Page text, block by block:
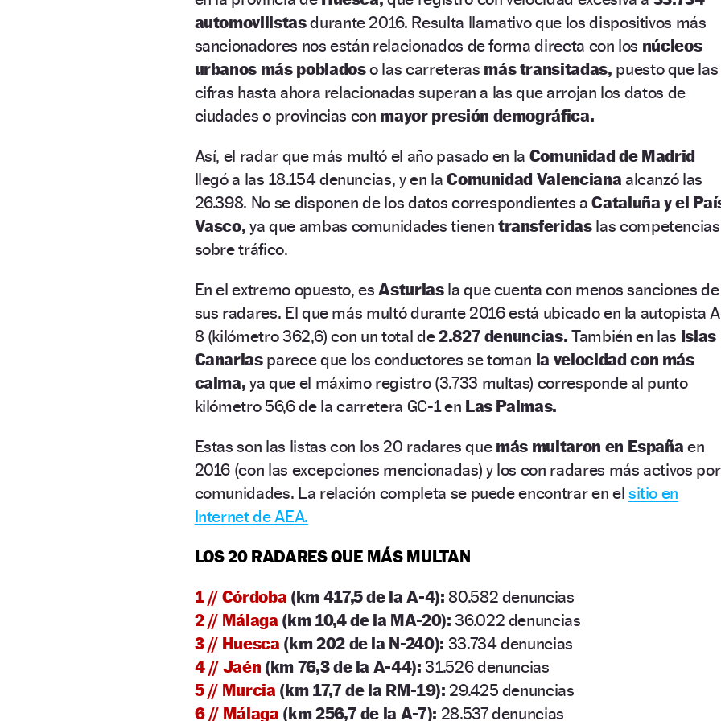
automovilistasdurante 2016. Resulta llamativo que los dispositivos más
sancionadores nos están relacionados de forma directa con los núcleos
urbanos más pobladoso las carreteras más transitadas, puesto que las
cifras hasta ahora relacionadas superan a las que arrojan los datos de
ciudades o provincias con mayor presión demográfica.
Así, el radar que más multó el año pasado en la Comunidad de Madrid
llegó a las 18.154 denuncias, y en laComunidad Valenciana alcanzó las
26.398. No se disponen de los datos correspondientes aCataluña y el
Vasco, ya que ambas comunidades tienen transferidaslas competencias
sobre tráfico.
En el extremo opuesto, esAsturiasla que cuenta con menos sanciones de
sus radares. El que más multó durante 2016 está ubicado en la autopista
8 (kilómetro 362,6) con un total de2.827 denuncias. También en las Islas
Canariasparece que los conductores se toman la velocidad con más
calma, ya que el máximo registro (3.733 multas) corresponde al punto
kilómetro 56,6 de la carretera GC-1 en Las Palmas.
Estas son las listas con los 20 radares que más multaron en España en
2016 (con las excepciones mencionadas) y los con radares más activos por
comunidades. La relación completa se puede encontrar en el sitio en
Internet de AEA.
LOS 20 RADARES QUE MÁS MULTAN
1 // Córdoba (km 417,5 de la A-4): 80.582 denuncias
2 // Málaga (km 10,4 de la MA-20): 36.022 denuncias
3 // Huesca (km 202 de la N-240): 33.734 denuncias
4 // Jaén (km 76,3 de la A-44): 31.526 denuncias
5 // Murcia (km 17,7 de la RM-19): 29.425 denuncias
6 // Málaga (km 256,7 de la A-7): 28.537 denuncias